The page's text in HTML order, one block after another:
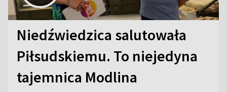
Niedźwiedzica salutowała
Piłsudskiemu. To niejedyna
tajemnica Modlina